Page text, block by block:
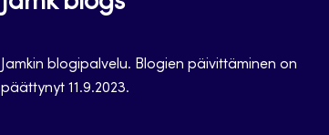
Jamkin blogipalvelu. Blogien päivittäminen on
päättynyt 11.9.2023.